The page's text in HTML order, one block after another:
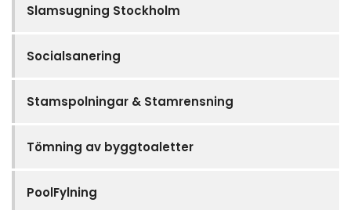
Slamsugning Stockholm
Socialsanering
Stamspolningar & Stamrensning
Tömning av byggtoaletter
PoolFylning